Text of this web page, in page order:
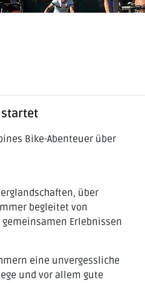
startet
Bike-Abenteuer über
über
begleitet von
Erlebnissen
eine unvergessliche
und vor allem gute